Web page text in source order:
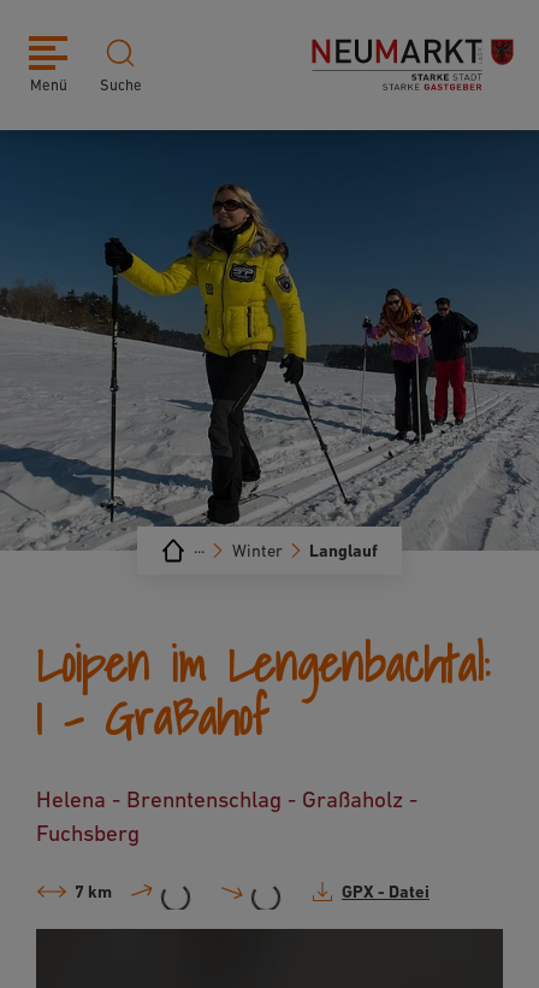
Menü Suche
Langlauf
Winter
···
Loipen im Lengenbachtal:
1 - Graßahof
Helena - Brenntenschlag - Graßaholz -
Fuchsberg
7 km GPX - Datei